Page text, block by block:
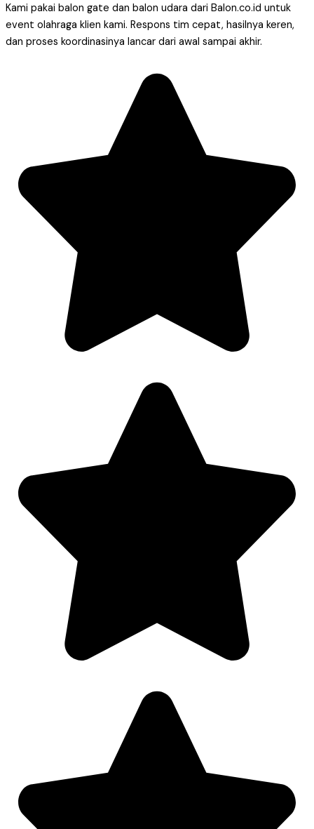
Kami pakai balon gate dan balon udara dari Balon.co.id untuk
event olahraga klien kami. Respons tim cepat, hasilnya keren,
dan proses koordinasinya lancar dari awal sampai akhir.